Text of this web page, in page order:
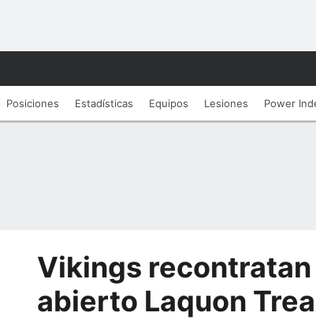
Posiciones Estadísticas Equipos Lesiones Power
Vikings
abierto Laquon